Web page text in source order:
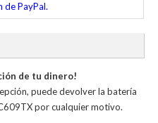
de PayPal.
de tu dinero!
puede devolver la batería
por cualquier motivo.